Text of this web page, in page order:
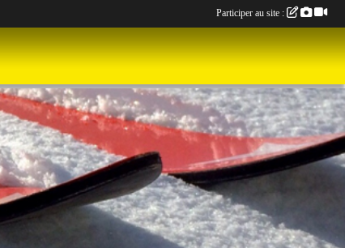
Participer au site :